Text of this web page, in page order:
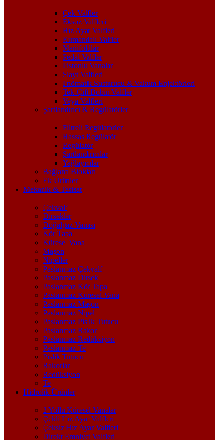
Çek Valfler
Eksoz Valfleri
Hız Ayar Valfleri
Kumandalı Valfler
Manifoldlar
Pedal Valfler
Pistonlu Vanalar
Slayt Valfleri
Pnömatik Susturucu & Vakum Enjektörleri
Tek-Çift Bobin Valfler
Veya Valfleri
Şartlandırıcı & Regülatörler
Filtreli Regülatörler
Hassas Regülatör
Regülatör
Şartlandırıcılar
Yağlayıcılar
Bağlantı Blokları
Ek Ürünler
Mekanik & Tesisat
Çekvalf
Dirsekler
Doğalgaz Vanası
Kör Tapa
Küresel Vana
Maşon
Nipeller
Paslanmaz Çekvalf
Paslanmaz Dirsek
Paslanmaz Kör Tapa
Paslanmaz Küresel Vana
Paslanmaz Maşon
Paslanmaz Nipel
Paslanmaz Pislik Tutucu
Paslanmaz Rakor
Paslanmaz Redüksiyon
Paslanmaz Te
Pislik Tutucu
Rakorlar
Redüksiyon
Te
Hidrolik Ürünler
2 Yollu Küresel Vanalar
Çekli Hız Ayar Valfleri
Çeksiz Hız Ayar Valfleri
Direkt Emniyet Valfleri